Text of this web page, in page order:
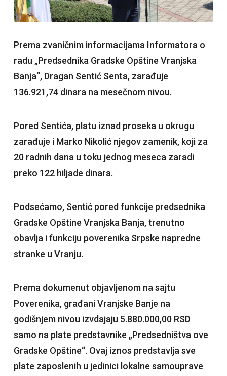
Prema zvaničnim informacijama Informatora o
radu „Predsednika Gradske Opštine Vranjska
Banja“, Dragan Sentić Senta, zarađuje
136.921,74 dinara na mesečnom nivou.
Pored Sentića, platu iznad proseka u okrugu
zarađuje i Marko Nikolić njegov zamenik, koji za
20 radnih dana u toku jednog meseca zaradi
preko 122 hiljade dinara.
Podsećamo, Sentić pored funkcije predsednika
Gradske Opštine Vranjska Banja, trenutno
obavlja i funkciju poverenika Srpske napredne
stranke u Vranju.
Prema dokumenut objavljenom na sajtu
Poverenika, građani Vranjske Banje na
godišnjem nivou izvdajaju 5.880.000,00 RSD
samo na plate predstavnike „Predsedništva ove
Gradske Opštine“. Ovaj iznos predstavlja sve
plate zaposlenih u jedinici lokalne samouprave